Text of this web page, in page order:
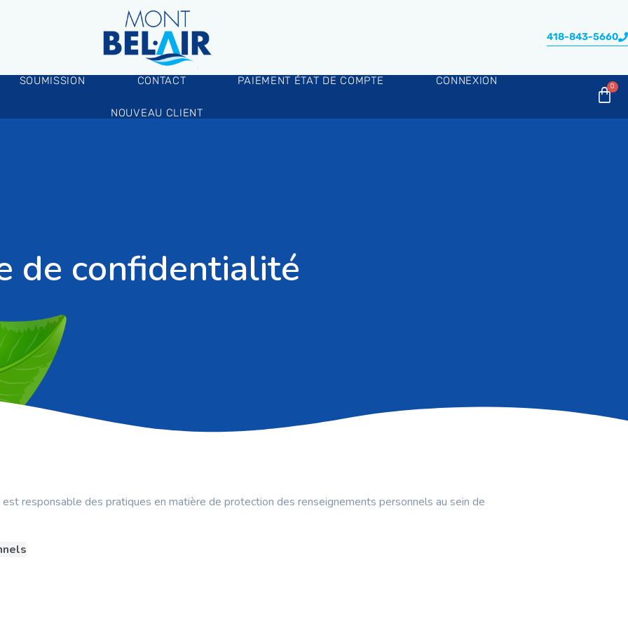
418-843-5660
SOUMISSION CONTACT PAIEMENT ÉTAT DE COMPTE CONNEXION
NOUVEAU CLIENT
de confidentialité
responsable des pratiques en matière de protection des renseignements personnels au sein de